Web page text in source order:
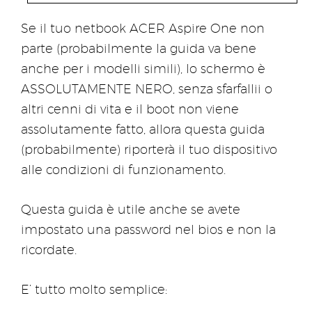
Se il tuo netbook ACER Aspire One non
parte (probabilmente la guida va bene
anche per i modelli simili), lo schermo è
ASSOLUTAMENTE NERO, senza sfarfallii o
altri cenni di vita e il boot non viene
assolutamente fatto, allora questa guida
(probabilmente) riporterà il tuo dispositivo
alle condizioni di funzionamento.
Questa guida è utile anche se avete
impostato una password nel bios e non la
ricordate.
E’ tutto molto semplice: